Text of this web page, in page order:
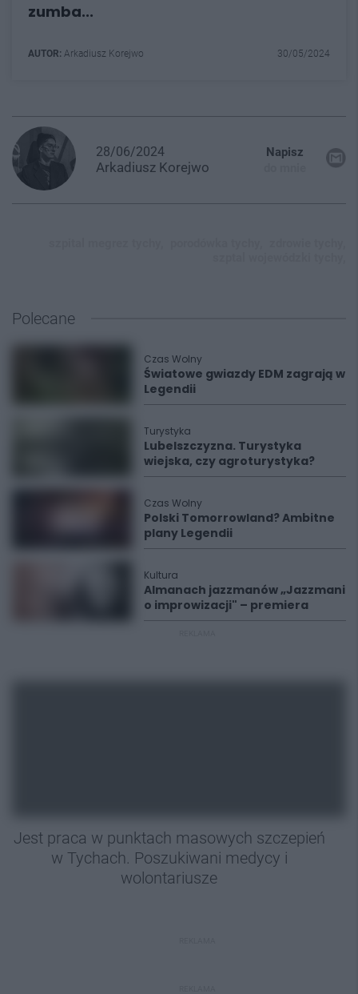
zumba...
AUTOR: Arkadiusz Korejwo 30/05/2024
28/06/2024
Arkadiusz Korejwo
Napisz
Polecane
Czas Wolny
Światowe gwiazdy EDM zagrają w
Legendii
Turystyka
Lubelszczyzna. Turystyka
wiejska, czy agroturystyka?
Czas Wolny
Polski Tomorrowland? Ambitne
plany Legendii
Kultura
Almanach jazzmanów „Jazzmani
o improwizacji" – premiera
Jest praca w punktach masowych szczepień
w Tychach. Poszukiwani medycy i
wolontariusze